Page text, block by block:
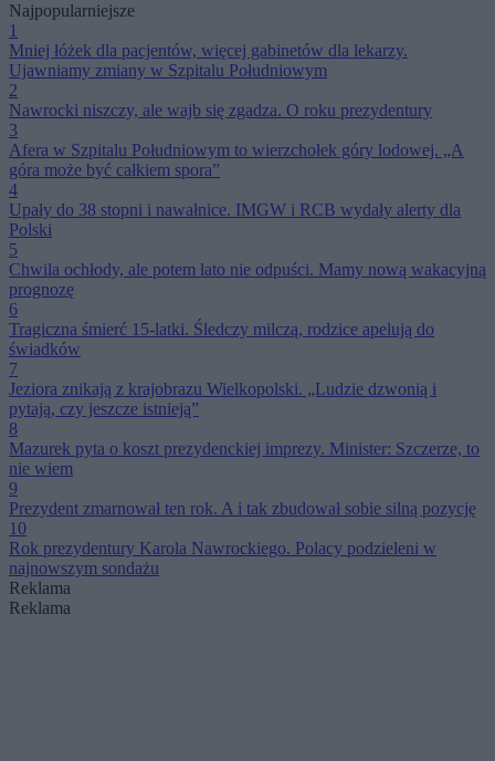
Najpopularniejsze
1
Mniej łóżek dla pacjentów, więcej gabinetów dla lekarzy.
Ujawniamy zmiany w Szpitalu Południowym
2
Nawrocki niszczy, ale wajb się zgadza. O roku prezydentury
3
Afera w Szpitalu Południowym to wierzchołek góry lodowej. „A
góra może być całkiem spora”
4
Upały do 38 stopni i nawałnice. IMGW i RCB wydały alerty dla
Polski
5
Chwila ochłody, ale potem lato nie odpuści. Mamy nową wakacyjną
prognozę
6
Tragiczna śmierć 15-latki. Śledczy milczą, rodzice apelują do
świadków
7
Jeziora znikają z krajobrazu Wielkopolski. „Ludzie dzwonią i
pytają, czy jeszcze istnieją”
8
Mazurek pyta o koszt prezydenckiej imprezy. Minister: Szczerze, to
nie wiem
9
Prezydent zmarnował ten rok. A i tak zbudował sobie silną pozycję
10
Rok prezydentury Karola Nawrockiego. Polacy podzieleni w
najnowszym sondażu
Reklama
Reklama